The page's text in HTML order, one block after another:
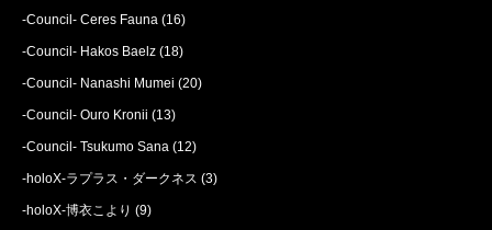
-Council- Ceres Fauna (16)
-Council- Hakos Baelz (18)
-Council- Nanashi Mumei (20)
-Council- Ouro Kronii (13)
-Council- Tsukumo Sana (12)
-holoX-ラプラス・ダークネス (3)
-holoX-博衣こより (9)